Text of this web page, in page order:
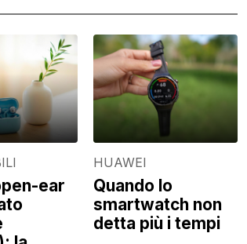
ear
HUAWEI
Quando lo
smartwatch non
detta più i tempi